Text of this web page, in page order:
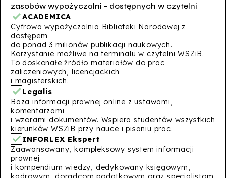
zasobów wypożyczalni - dostępnych w czytelni
ACADEMICA
Cyfrowa wypożyczalnia Biblioteki Narodowej z
dostępem
do ponad 3 milionów publikacji naukowych.
Korzystanie możliwe na terminalu w czytelni WSZiB.
To doskonałe źródło materiałów do prac
zaliczeniowych, licencjackich
i magisterskich.
Legalis
Baza informacji prawnej online z ustawami,
komentarzami
i wzorami dokumentów. Wspiera studentów wszystkich
kierunków WSZiB przy nauce i pisaniu prac.
INFORLEX Ekspert
Zaawansowany, kompleksowy system informacji
prawnej
i kompendium wiedzy, dedykowany księgowym,